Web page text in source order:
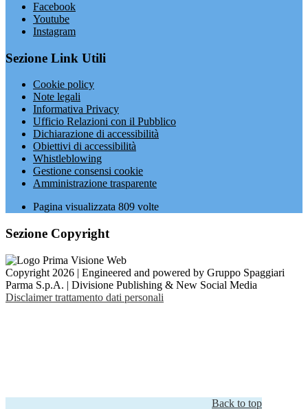
Facebook
Youtube
Instagram
Sezione Link Utili
Cookie policy
Note legali
Informativa Privacy
Ufficio Relazioni con il Pubblico
Dichiarazione di accessibilità
Obiettivi di accessibilità
Whistleblowing
Gestione consensi cookie
Amministrazione trasparente
Pagina visualizzata 809 volte
Sezione Copyright
Copyright 2026 | Engineered and powered by Gruppo Spaggiari
Parma S.p.A. | Divisione Publishing & New Social Media
Disclaimer trattamento dati personali
Back to top